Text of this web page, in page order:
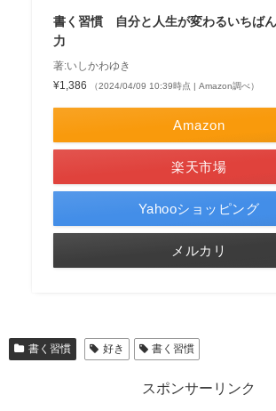
書く習慣 自分と人生が変わるいちば
力
著:いしかわゆき
¥1,386
（2024/04/09 10:39時点 | Amazon調べ）
Amazon
楽天市場
Yahooショッピング
メルカリ
書く習慣 好き 書く習慣
スポンサーリンク